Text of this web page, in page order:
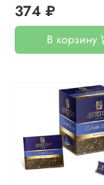
374 ₽
В корзину